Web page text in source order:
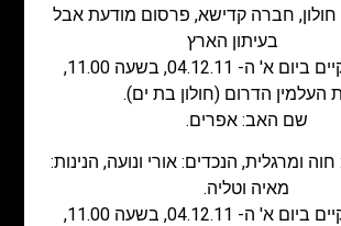
, חברה קדישא, פרסום מודעת אבל
בעיתון הארץ
ההלוויה תתקיים ביום א' ה- 04.12.11, בשעה 11.00,
העלמין הדרום (חולון בת ים).
שם האב: אפרים.
ומרגלית, הנכדים: אורי ונועה, הנינות:
מאיה וטליה.
ההלוויה תתקיים ביום א' ה- 04.12.11, בשעה 11.00,